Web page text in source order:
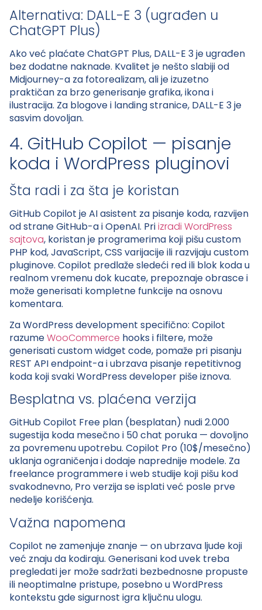
Alternativa: DALL-E 3 (ugrađen u
ChatGPT Plus)
Ako već plaćate ChatGPT Plus, DALL-E 3 je ugrađen
bez dodatne naknade. Kvalitet je nešto slabiji od
Midjourney-a za fotorealizam, ali je izuzetno
praktičan za brzo generisanje grafika, ikona i
ilustracija. Za blogove i landing stranice, DALL-E 3 je
sasvim dovoljan.
4. GitHub Copilot — pisanje
koda i WordPress pluginovi
Šta radi i za šta je koristan
GitHub Copilot je AI asistent za pisanje koda, razvijen
od strane GitHub-a i OpenAI. Priizradi WordPress
sajtova, koristan je programerima koji pišu custom
PHP kod, JavaScript, CSS varijacije ili razvijaju custom
pluginove. Copilot predlaže sledeći red ili blok koda u
realnom vremenu dok kucate, prepoznaje obrasce i
može generisati kompletne funkcije na osnovu
komentara.
Za WordPress development specifično: Copilot
razumeWooCommerce hooks i filtere, može
generisati custom widget code, pomaže pri pisanju
REST API endpoint-a i ubrzava pisanje repetitivnog
koda koji svaki WordPress developer piše iznova.
Besplatna vs. plaćena verzija
GitHub Copilot Free plan (besplatan) nudi 2.000
sugestija koda mesečno i 50 chat poruka — dovoljno
za povremenu upotrebu. Copilot Pro (10$/mesečno)
uklanja ograničenja i dodaje naprednije modele. Za
freelance programmere i web studije koji pišu kod
svakodnevno, Pro verzija se isplati već posle prve
nedelje korišćenja.
Važna napomena
Copilot ne zamenjuje znanje — on ubrzava ljude koji
već znaju da kodiraju. Generisani kod uvek treba
pregledati jer može sadržati bezbednosne propuste
ili neoptimalne pristupe, posebno u WordPress
kontekstu gde sigurnost igra ključnu ulogu.